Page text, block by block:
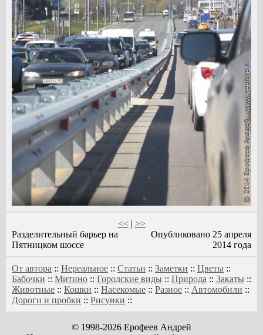
<<| >>
Разделительный барьер на
Пятницком шоссе
Опубликовано 25 апреля
2014 года
От автора :: Нереальное :: Статьи :: Заметки :: Цветы ::
Бабочки :: Митино :: Городские виды :: Природа :: Закаты ::
Животные :: Кошки :: Насекомые :: Разное :: Автомобили ::
Дороги и пробки :: Рисунки ::
© 1998-2026 Ерофеев Андрей